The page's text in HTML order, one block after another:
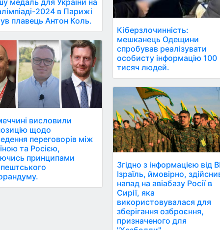
2024 в Парижі
плавець Антон Коль.
висловили
щодо
переговорів між
та Росією,
принципами
Кіберзлочинність:
мешканець Одещини
спробував реалізувати
особисту інформацію 100
тисяч людей.
Згідно з інформацією від
Ізраїль, ймовірно,
напад на авіабазу Росії в
Сирії, яка
використовувалася для
зберігання озброєння,
призначеного для